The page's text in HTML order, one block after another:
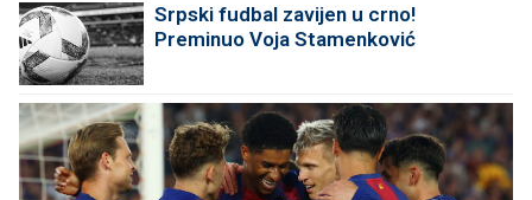
Srpski fudbal zavijen u crno!
Preminuo Voja Stamenković